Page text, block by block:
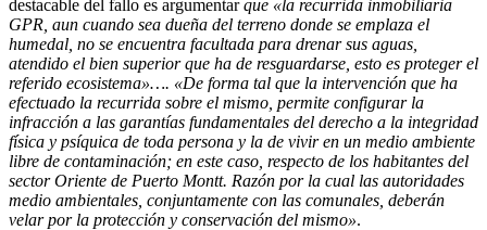
destacable del fallo es argumentarque «la recurrida inmobiliaria
GPR, aun cuando sea dueña del terreno donde se emplaza el
humedal, no se encuentra facultada para drenar sus aguas,
atendido el bien superior que ha de resguardarse, esto es proteger el
referido ecosistema»…. «De forma tal que la intervención que ha
efectuado la recurrida sobre el mismo, permite configurar la
infracción a las garantías fundamentales del derecho a la integridad
física y psíquica de toda persona y la de vivir en un medio ambiente
libre de contaminación; en este caso, respecto de los habitantes del
sector Oriente de Puerto Montt. Razón por la cual las autoridades
medio ambientales, conjuntamente con las comunales, deberán
velar por la protección y conservación del mismo».